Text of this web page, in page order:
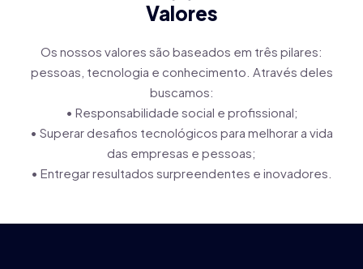
Valores
Os nossos valores são baseados em três pilares:
pessoas, tecnologia e conhecimento. Através deles
buscamos:
• Responsabilidade social e profissional;
• Superar desafios tecnológicos para melhorar a vida
das empresas e pessoas;
• Entregar resultados surpreendentes e inovadores.